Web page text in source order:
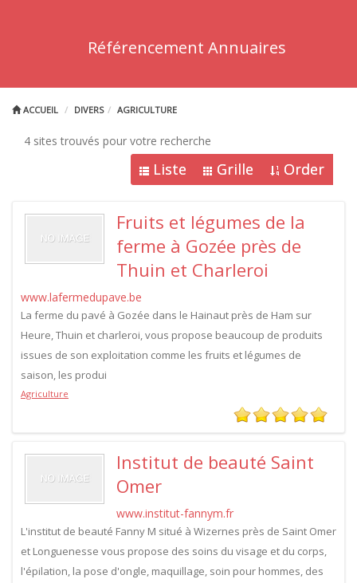
Référencement Annuaires
ACCUEIL DIVERS AGRICULTURE
4 sites trouvés pour votre recherche
Liste Grille Order
Fruits et légumes de la
ferme à Gozée près de
Thuin et Charleroi
www.lafermedupave.be
La ferme du pavé à Gozée dans le Hainaut près de Ham sur
Heure, Thuin et charleroi, vous propose beaucoup de produits
issues de son exploitation comme les fruits et légumes de
saison, les produi
Agriculture
Institut de beauté Saint
Omer
www.institut-fannym.fr
L'institut de beauté Fanny M situé à Wizernes près de Saint Omer
et Longuenesse vous propose des soins du visage et du corps,
l'épilation, la pose d'ongle, maquillage, soin pour hommes, des